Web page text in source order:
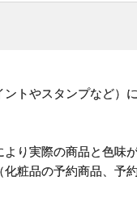
トやスタンプなど）
り実際の商品と色味
粧品の予約商品、予